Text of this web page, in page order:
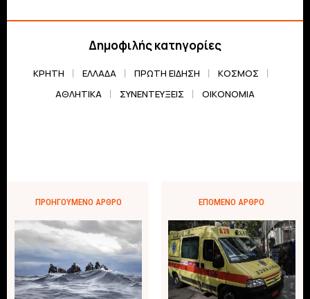
Δημοφιλής κατηγορίες
ΚΡΗΤΗ ΕΛΛΆΔΑ ΠΡΏΤΗ ΕΊΔΗΣΗ
ΚΌΣΜΟΣ
ΑΘΛΗΤΙΚΆ
ΣΥΝΕΝΤΕΎΞΕΙΣ ΟΙΚΟΝΟΜΊΑ
ΠΡΟΗΓΟΎΜΕΝΟ ΆΡΘΡΟ ΕΠΌΜΕΝΟ ΆΡΘΡΟ